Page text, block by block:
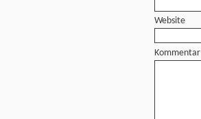
Website
Kommentar